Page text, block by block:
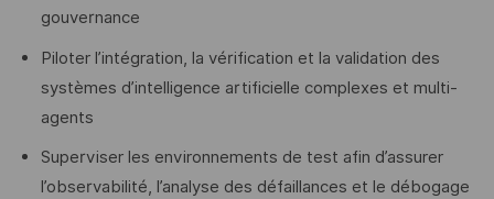
gouvernance
Piloter l’intégration, la vérification et la validation des
systèmes d’intelligence artificielle complexes et multi-
agents
Superviser les environnements de test afin d’assurer
l’observabilité, l’analyse des défaillances et le débogage